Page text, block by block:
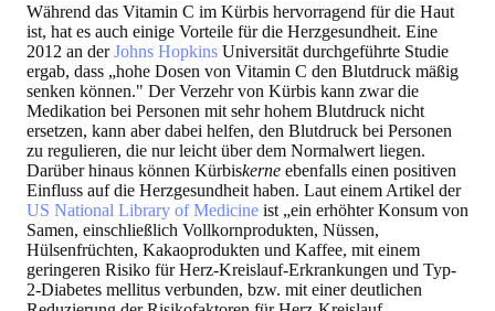
Während das Vitamin C im Kürbis hervorragend für die Haut
ist, hat es auch einige Vorteile für die Herzgesundheit. Eine
2012 an derJohns Hopkins Universität durchgeführte Studie
ergab, dass „hohe Dosen von Vitamin C den Blutdruck mäßig
senken können." Der Verzehr von Kürbis kann zwar die
Medikation bei Personen mit sehr hohem Blutdruck nicht
ersetzen, kann aber dabei helfen, den Blutdruck bei Personen
zu regulieren, die nur leicht über dem Normalwert liegen.
Darüber hinaus können Kürbiskerne ebenfalls einen positiven
Einfluss auf die Herzgesundheit haben. Laut einem Artikel der
US National Library of Medicine ist „ein erhöhter Konsum von
Samen, einschließlich Vollkornprodukten, Nüssen,
Hülsenfrüchten, Kakaoprodukten und Kaffee, mit einem
geringeren Risiko für Herz-Kreislauf-Erkrankungen und Typ-
2-Diabetes mellitus verbunden, bzw. mit einer deutlichen